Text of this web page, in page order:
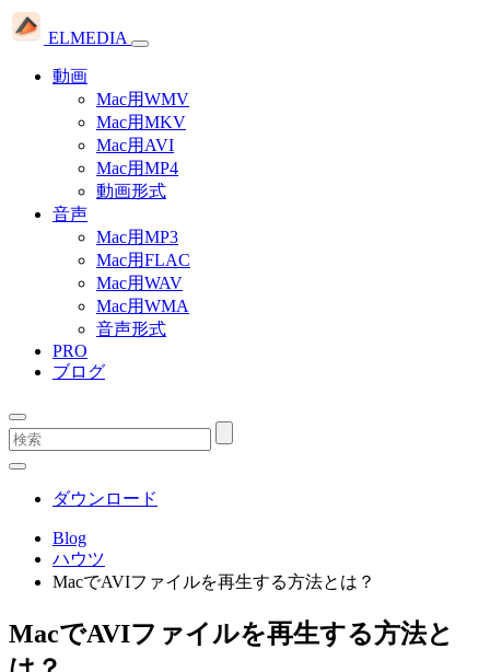
ELMEDIA
動画
Mac用WMV
Mac用MKV
Mac用AVI
Mac用MP4
動画形式
音声
Mac用MP3
Mac用FLAC
Mac用WAV
Mac用WMA
音声形式
PRO
ブログ
ダウンロード
Blog
ハウツ
MacでAVIファイルを再生する方法とは？
MacでAVIファイルを再生する方法と